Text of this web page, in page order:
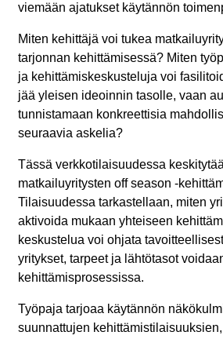
viemään ajatukset käytännön
Miten kehittäjä voi tukea
tarjonnan kehittämisessä? Miten
ja kehittämiskeskusteluja voi
jää yleisen ideoinnin tasolle, vaan
tunnistamaan konkreettisia
seuraavia askelia?
Tässä verkkotilaisuudessa
matkailuyritysten off season -
Tilaisuudessa tarkastellaan, miten
aktivoida mukaan yhteiseen
keskustelua voi ohjata
yritykset, tarpeet ja lähtötasot
kehittämisprosessissa.
Työpaja tarjoaa käytännön
suunnattujen